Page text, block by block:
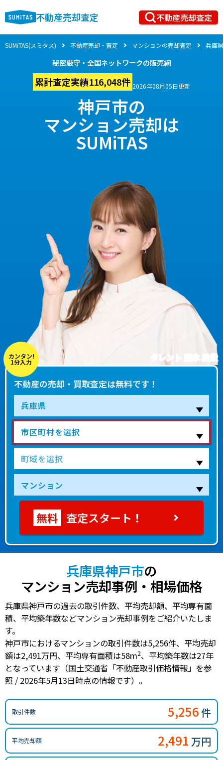
不動産売却査定 不動産売却査定
SUMiTAS(スミタス) 不動産売却・査定 マンションの売却査定 兵庫県
秘密厳守・全国ネットワークの販売網
累計査定実績116,048件 2026年08月05日更新
神戸市の
マンション売却は
SUMiTAS
タレント 藤本 美貴
カンタン!
1分入力
不動産の売却・買取査定は無料です！
査定スタート！
兵庫県神戸市の
マンション売却事例・相場価格
兵庫県神戸市の過去の取引件数、平均売却額、平均専有面
積、平均築年数などマンション売却事例をご紹介いたしま
す。
神戸市におけるマンションの取引件数は5,256件、 平均売却
額は2,491万円、 平均専有面積は58m2、 平均築年数は27年
となっています（国土交通省「不動産取引価格情報」を参
照 / 2026年5月13日時点の情報です）。
取引件数 5,256件
平均売却額 2,491 万円